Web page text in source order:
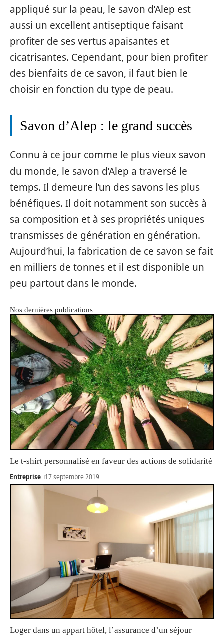
appliqué sur la peau, le savon d’Alep est
aussi un excellent antiseptique faisant
profiter de ses vertus apaisantes et
cicatrisantes. Cependant, pour bien profiter
des bienfaits de ce savon, il faut bien le
choisir en fonction du type de peau.
Savon d’Alep : le grand succès
Connu à ce jour comme le plus vieux savon
du monde, le savon d’Alep a traversé le
temps. Il demeure l’un des savons les plus
bénéfiques. Il doit notamment son succès à
sa composition et à ses propriétés uniques
transmisses de génération en génération.
Aujourd’hui, la fabrication de ce savon se fait
en milliers de tonnes et il est disponible un
peu partout dans le monde.
Nos dernières publications
Le t-shirt personnalisé en faveur des actions de solidarité
Entreprise 17 septembre 2019
Loger dans un appart hôtel, l’assurance d’un séjour